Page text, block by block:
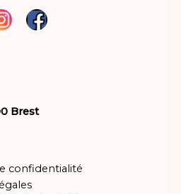
Brest
confidentialité